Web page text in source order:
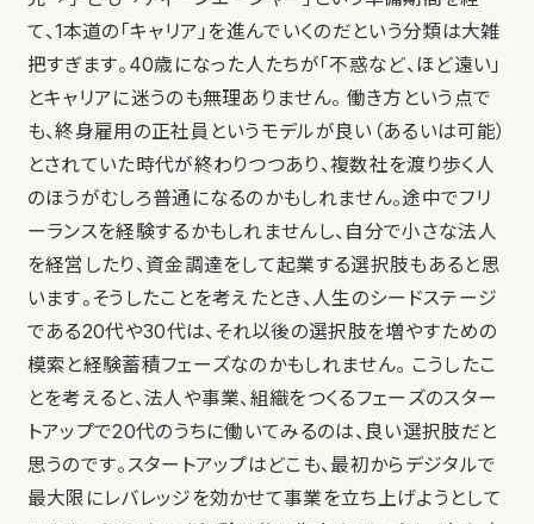
て、1本道の「キャリア」を進んでいくのだという分類は大雑
把すぎます。40歳になった人たちが「不惑など、ほど遠い」
とキャリアに迷うのも無理ありません。 働き方という点で
も、終身雇用の正社員というモデルが良い（あるいは可能）
とされていた時代が終わりつつあり、複数社を渡り歩く人
のほうがむしろ普通になるのかもしれません。途中でフリ
ーランスを経験するかもしれませんし、自分で小さな法人
を経営したり、資金調達をして起業する選択肢もあると思
います。そうしたことを考えたとき、人生のシードステージ
である20代や30代は、それ以後の選択肢を増やすための
模索と経験蓄積フェーズなのかもしれません。 こうしたこ
とを考えると、法人や事業、組織をつくるフェーズのスター
トアップで20代のうちに働いてみるのは、良い選択肢だと
思うのです。スタートアップはどこも、最初からデジタルで
最大限にレバレッジを効かせて事業を立ち上げようとして